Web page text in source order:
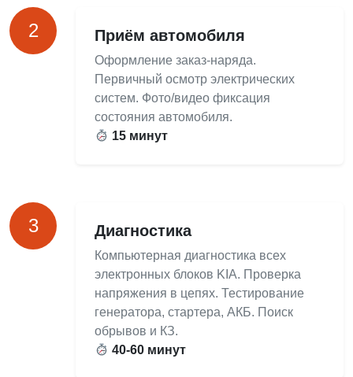
2 Приём автомобиля
Оформление заказ-наряда.
Первичный осмотр электрических
систем. Фото/видео фиксация
состояния автомобиля.
15 минут
3 Диагностика
Компьютерная диагностика всех
электронных блоков KIA. Проверка
напряжения в цепях. Тестирование
генератора, стартера, АКБ. Поиск
обрывов и КЗ.
40-60 минут